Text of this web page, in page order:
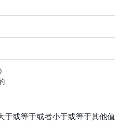
于或等于或者小于或等于其他值